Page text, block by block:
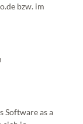
bzw. im
Software as a